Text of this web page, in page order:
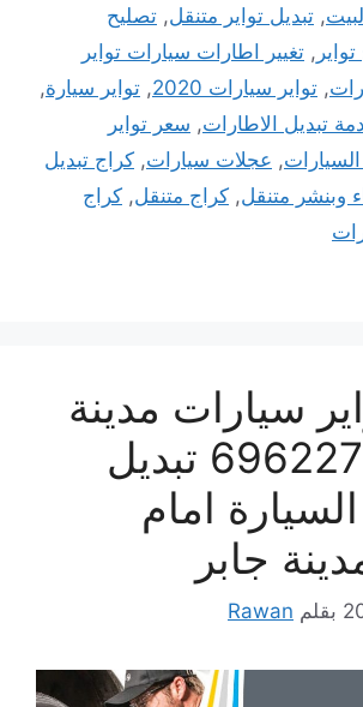
, تبديل تواير متنقل, تصليح
, تغيير اطارات سيارات تواير
, تواير سيارات 2020 , تواير سيارة,
تبديل الاطارات, سعر تواير
, عجلات سيارات, كراج تبديل
وبنشر متنقل, كراج متنقل, كراج
سيارات مدينة
جابر 69622745 تبديل
امام
جابر
بقلم Rawan